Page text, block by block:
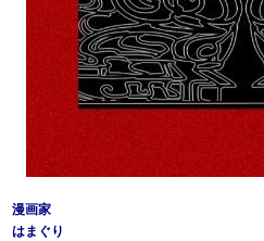
漫画家
はまぐり